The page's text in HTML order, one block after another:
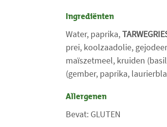
Ingrediënten
Water, paprika,
prei, koolzaadolie,
maïszetmeel, kruiden
(gember, paprika,
Allergenen
Bevat: GLUTEN